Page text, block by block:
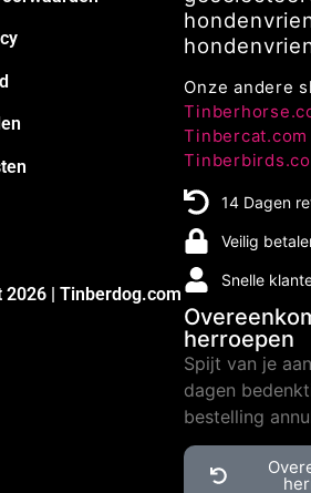
| Tinberdog.com
Onze andere
Tinbercat.com
14 Dagen
Veilig
Snelle
herroepen
Spijt van je
dagen
bestelling